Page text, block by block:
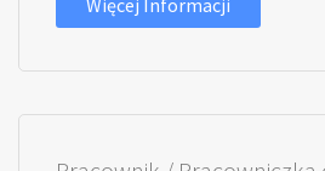
Więcej Informacji